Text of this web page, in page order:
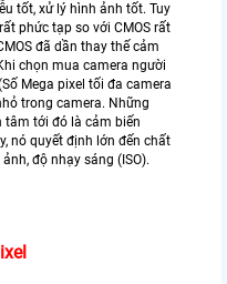
tốt, xử lý hình ảnh tốt. Tuy
phức tạp so với CMOS rất
đã dần thay thế cảm
chọn mua camera người
Mega pixel tối đa camera
trong camera. Những
tới đó là cảm biến
nó quyết định lớn đến chất
độ nhạy sáng (ISO).